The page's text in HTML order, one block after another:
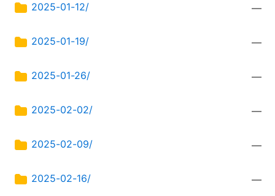
2025-01-12/ —
2025-01-19/ —
2025-01-26/ —
2025-02-02/ —
2025-02-09/ —
2025-02-16/ —